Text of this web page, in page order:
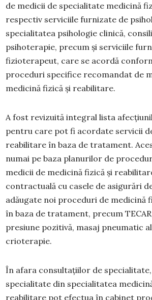
de medicii de specialitate medicină
respectiv serviciile furnizate de
specialitatea psihologie clinică,
psihoterapie, precum și serviciile
fizioterapeut, care se acordă
proceduri specifice recomandat de
medicină fizică și reabilitare.
A fost revizuită integral lista
pentru care pot fi acordate servicii
reabilitare în baza de tratament.
numai pe baza planurilor de
medicii de medicină fizică și
contractuală cu casele de asigurări
adăugate noi proceduri de medicină
în baza de tratament, precum
presiune pozitivă, masaj pneumatic
crioterapie.
În afara consultațiilor de
specialitate din specialitatea
reabilitare pot efectua în cabinet